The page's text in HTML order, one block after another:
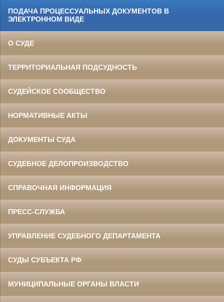
ПОДАЧА ПРОЦЕССУАЛЬНЫХ ДОКУМЕНТОВ В
ЭЛЕКТРОННОМ ВИДЕ
О СУДЕ
ТЕРРИТОРИАЛЬНАЯ ПОДСУДНОСТЬ
СУДЕЙСКОЕ СООБЩЕСТВО
НОРМАТИВНЫЕ АКТЫ
ДОКУМЕНТЫ СУДА
СУДЕБНОЕ ДЕЛОПРОИЗВОДСТВО
СПРАВОЧНАЯ ИНФОРМАЦИЯ
ПРЕСС-СЛУЖБА
УПРАВЛЕНИЕ СУДЕБНОГО ДЕПАРТАМЕНТА
СУДЫ СУБЪЕКТА РФ
МУНИЦИПАЛЬНЫЕ ОРГАНЫ ВЛАСТИ